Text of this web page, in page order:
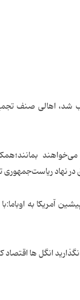
شد، اهالی صنف تجمع
نهاد ریاست‌جمهوری
مقام پیشین آمریکا به
انگل ها اقتصاد